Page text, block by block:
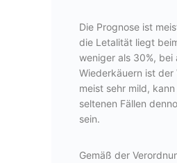
Die Prognose ist
die Letalität liegt
weniger als 30%, bei
Wiederkäuern ist der
meist sehr mild,
seltenen Fällen
sein.
Gemäß der